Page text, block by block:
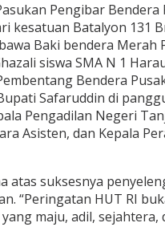
Pengibar
Batalyon 131
Baki bendera
siswa SMA N 1
Bendera
Safaruddin di
Pengadilan Negeri
Asisten, dan Kepala
suksesnya
“Peringatan HUT RI
maju, adil, sejahtera,